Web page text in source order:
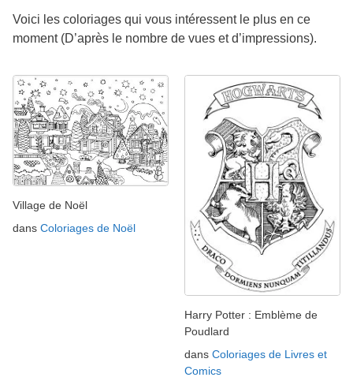
Voici les coloriages qui vous intéressent le plus en ce
moment (D’après le nombre de vues et d’impressions).
Village de Noël
dans Coloriages de Noël
Harry Potter : Emblème de
Poudlard
dans Coloriages de Livres et
Comics